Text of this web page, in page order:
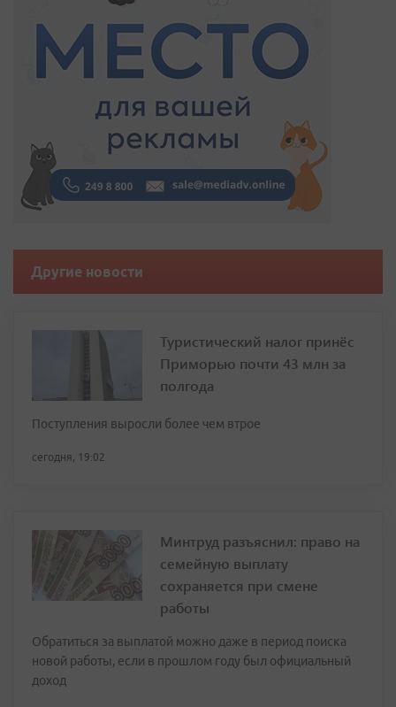
Другие новости
Туристический налог принёс
Приморью почти 43 млн за
полгода
Поступления выросли более чем втрое
сегодня, 19:02
Минтруд разъяснил: право на
семейную выплату
сохраняется при смене
работы
Обратиться за выплатой можно даже в период поиска
новой работы, если в прошлом году был официальный
доход